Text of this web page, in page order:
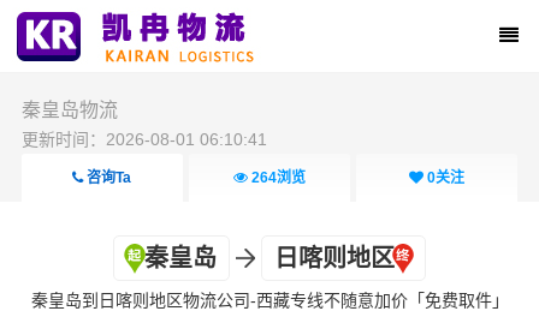
秦皇岛物流
更新时间：2026-08-01 06:10:41
咨询Ta 264浏览 0关注
秦皇岛 日喀则地区
秦皇岛到日喀则地区物流公司-西藏专线不随意加价「免费取件」